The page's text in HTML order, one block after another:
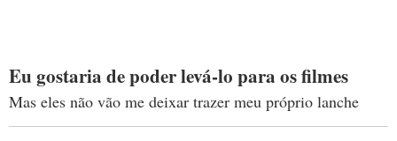
Eu gostaria de poder levá-lo para os filmes
Mas eles não vão me deixar trazer meu próprio lanche